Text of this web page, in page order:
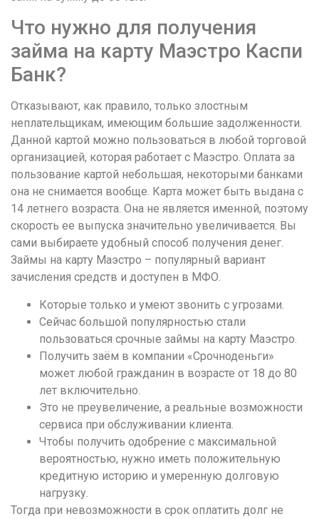
Что нужно для получения
займа на карту Маэстро Каспи
Банк?
Отказывают, как правило, только злостным
неплательщикам, имеющим большие задолженности.
Данной картой можно пользоваться в любой торговой
организацией, которая работает с Маэстро. Оплата за
пользование картой небольшая, некоторыми банками
она не снимается вообще. Карта может быть выдана с
14 летнего возраста. Она не является именной, поэтому
скорость ее выпуска значительно увеличивается. Вы
сами выбираете удобный способ получения денег.
Займы на карту Маэстро – популярный вариант
зачисления средств и доступен в МФО.
Которые только и умеют звонить с угрозами.
Сейчас большой популярностью стали
пользоваться срочные займы на карту Маэстро.
Получить заём в компании «Срочноденьги»
может любой гражданин в возрасте от 18 до 80
лет включительно.
Это не преувеличение, а реальные возможности
сервиса при обслуживании клиента.
Чтобы получить одобрение с максимальной
вероятностью, нужно иметь положительную
кредитную историю и умеренную долговую
нагрузку.
Тогда при невозможности в срок оплатить долг не